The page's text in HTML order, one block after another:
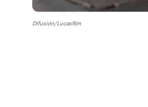
Difusión/Lucasfilm